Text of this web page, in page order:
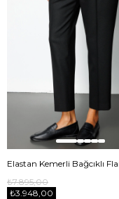
₺3.948,00
₺7.895,00